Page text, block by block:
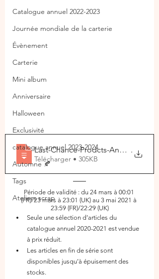
Catalogue annuel 2022-2023
Journée mondiale de la carterie
Évènement
Carterie
Mini album
Anniversaire
Halloween
Exclusivité
catalogue annuel 2023-2024
Automne 🍂
Tags
Ateliers scrap
Last-Chance-Prodcts-Annual-
.
Télécharger • 305KB
Période de validité : du 24 mars à 00:01
(FR)/23 mars à 23:01 (UK) au 3 mai 2021 à
23:59 (FR)/22:29 (UK)
Seule une sélection d’articles du
catalogue annuel 2020-2021 est vendue
à prix réduit.
Les articles en fin de série sont
disponibles jusqu’à épuisement des
stocks.